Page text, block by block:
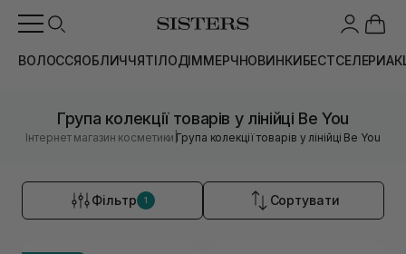
ВОЛОССЯОБЛИЧЧЯТІЛОДІММЕРЧНОВИНКИБЕСТСЕЛЕРИ
Група колекції товарів у лінійці Be You
Інтернет магазин косметики |Група колекції товарів у лінійці Be You
Фільтр 1 Сортувати